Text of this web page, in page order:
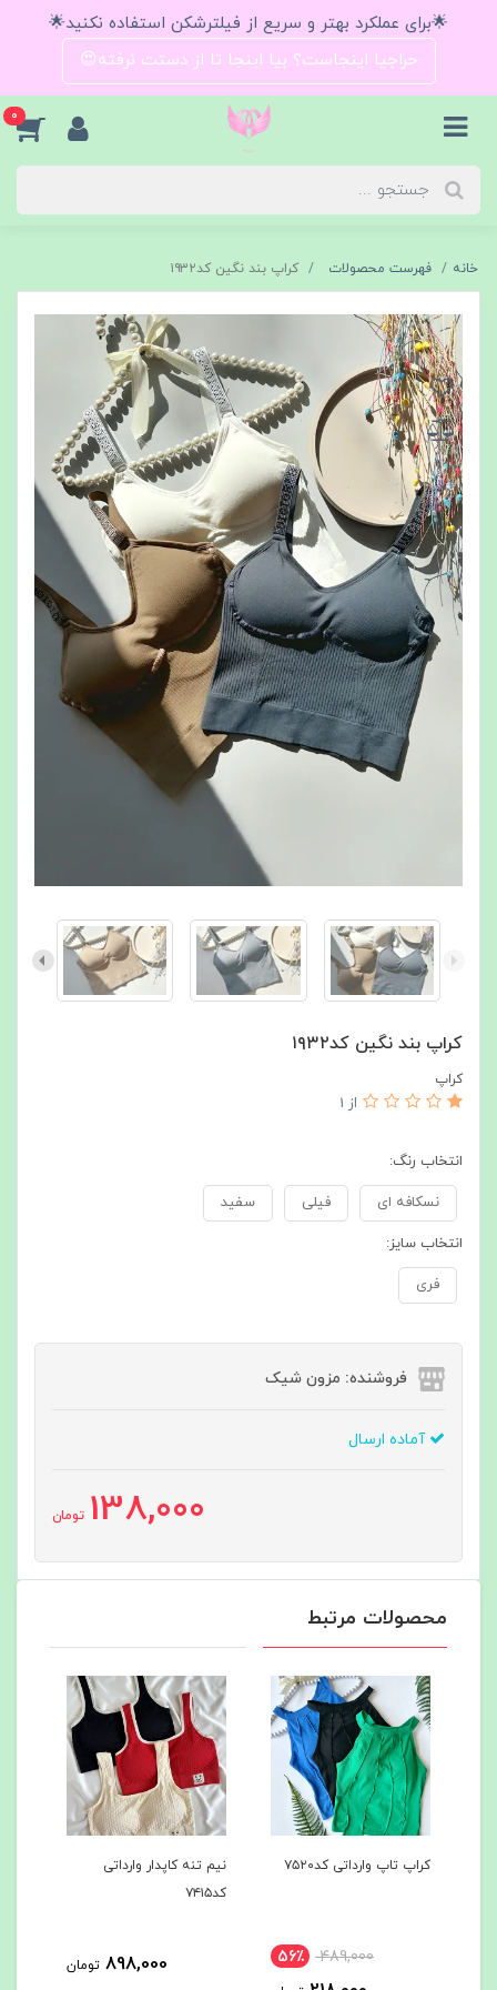
🌟برای عملکرد بهتر و سریع از فیلترشکن استفاده نکنید🌟
حراجیا اینجاست؟ بیا اینجا تا از دستت نرفته😍
0
خانه فهرست محصولات کراپ بند نگین کد۱۹۳۲
کراپ بند نگین کد۱۹۳۲
کراپ
از 1
انتخاب رنگ:
نسکافه ای فیلی سفید
انتخاب سایز:
فری
فروشنده: مزون شیک
آماده ارسال
138,000 تومان
محصولات مرتبط
کراپ تاپ وارداتی کد۷۵۲۰
489,000 56٪
نیم تنه کاپدار وارداتی
کد۷۴۱۵
898,000 تومان